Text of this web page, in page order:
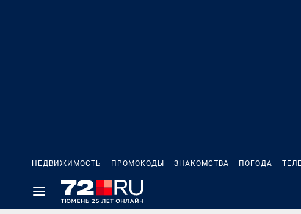
НЕДВИЖИМОСТЬ ПРОМОКОДЫ ЗНАКОМСТВА ПОГОДА